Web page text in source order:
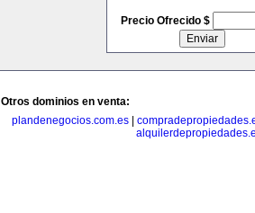
Precio Ofrecido $
Otros dominios en venta:
plandenegocios.com.es|